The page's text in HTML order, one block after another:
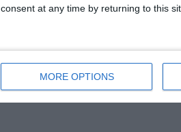
consent at any time by returning to this
MORE OPTIONS